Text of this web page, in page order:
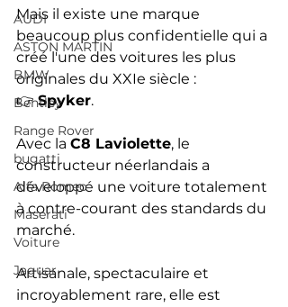
AUDI
ASTON MARTIN
BMW
Bentley
Range Rover
bugatti
Alfa Romeo
Maserati
Voiture
Jaguar
Mais il existe une marque
beaucoup plus confidentielle qui a
créé l'une des voitures les plus
originales du XXIe siècle :
👉 Spyker.
Avec la C8 Laviolette, le
constructeur néerlandais a
développé une voiture totalement
à contre-courant des standards du
marché.
Artisanale, spectaculaire et
incroyablement rare, elle est